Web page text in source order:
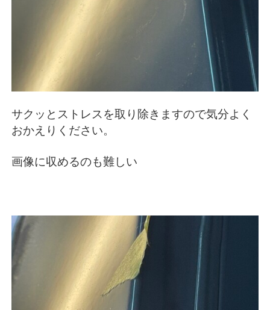
サクッとストレスを取り除きますので気分よく
おかえりください。
画像に収めるのも難しい